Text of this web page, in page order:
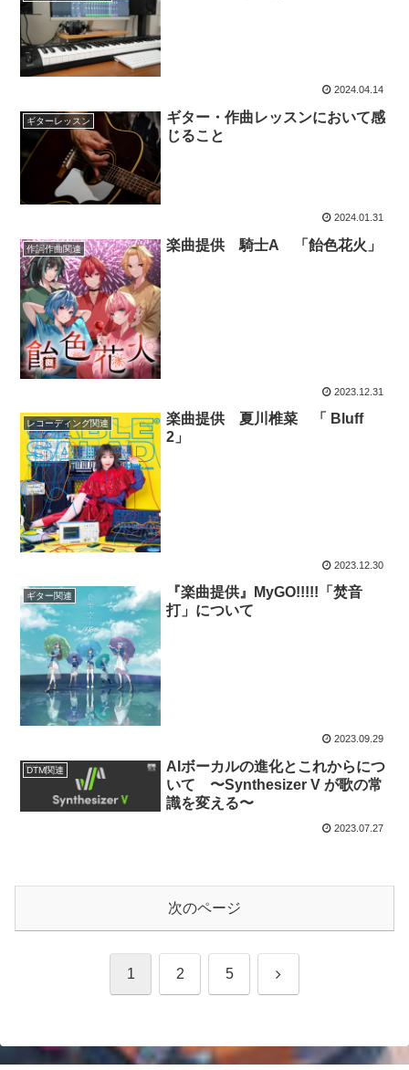
2024.04.14
ギターレッスン
ギター・作曲レッスンにおいて感
じること
2024.01.31
作詞作曲関連 楽曲提供 騎士A 「飴色花火」
2023.12.31
レコーディング関連
楽曲提供 夏川椎菜 「 Bluff
2」
2023.12.30
ギター関連
『楽曲提供』MyGO!!!!!「焚音
打」について
2023.09.29
DTM関連
AIボーカルの進化とこれからにつ
いて 〜Synthesizer V が歌の常
識を変える〜
2023.07.27
次のページ
1 2 5 次